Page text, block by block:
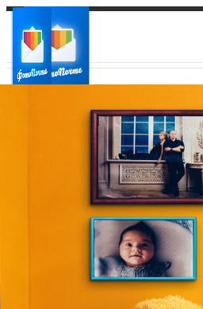
Ваш регион доставки
Выберите из списка: